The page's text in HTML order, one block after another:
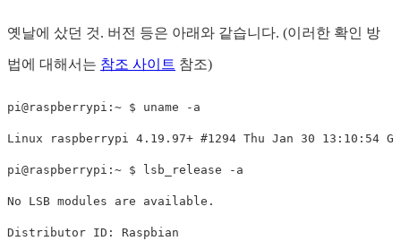
옛날에 샀던 것. 버전 등은 아래와 같습니다. (이러한 확인 방
법에 대해서는 참조 사이트 참조)
pi@raspberrypi:~ $ uname -a
Linux raspberrypi 4.19.97+ #1294 Thu Jan 30 13:10:54
pi@raspberrypi:~ $ lsb_release -a
No LSB modules are available.
Distributor ID: Raspbian